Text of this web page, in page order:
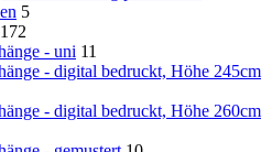
5
172
- uni 11
- digital bedruckt, Höhe 245cm
- digital bedruckt, Höhe 260cm